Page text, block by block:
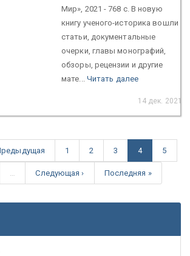
Мир», 2021 - 768 c. В новую
книгу ученого-историка вошли
статьи, документальные
очерки, главы монографий,
обзоры, рецензии и другие
мате... Читать далее
14 дек. 2021
1 2 3 4 5
Следующая › Последняя »